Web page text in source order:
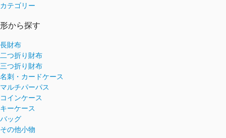
カテゴリー
形から探す
長財布
二つ折り財布
三つ折り財布
名刺・カードケース
マルチパーパス
コインケース
キーケース
バッグ
その他小物